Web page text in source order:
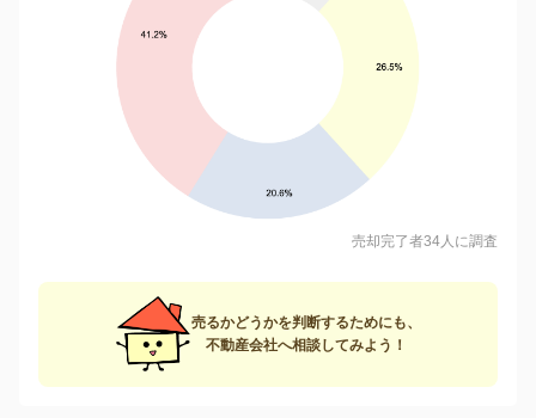
売却完了者34人に調査
売るかどうかを判断するためにも、
不動産会社へ相談してみよう！